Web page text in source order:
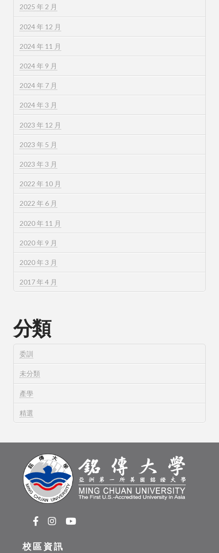
2025 年 2 月
2024 年 12 月
2024 年 11 月
2024 年 9 月
2024 年 7 月
2024 年 3 月
2023 年 12 月
2023 年 5 月
2023 年 3 月
2022 年 10 月
2022 年 6 月
2020 年 11 月
2020 年 9 月
2020 年 3 月
2017 年 4 月
分類
委訓
未分類
產學
精選
校區資訊